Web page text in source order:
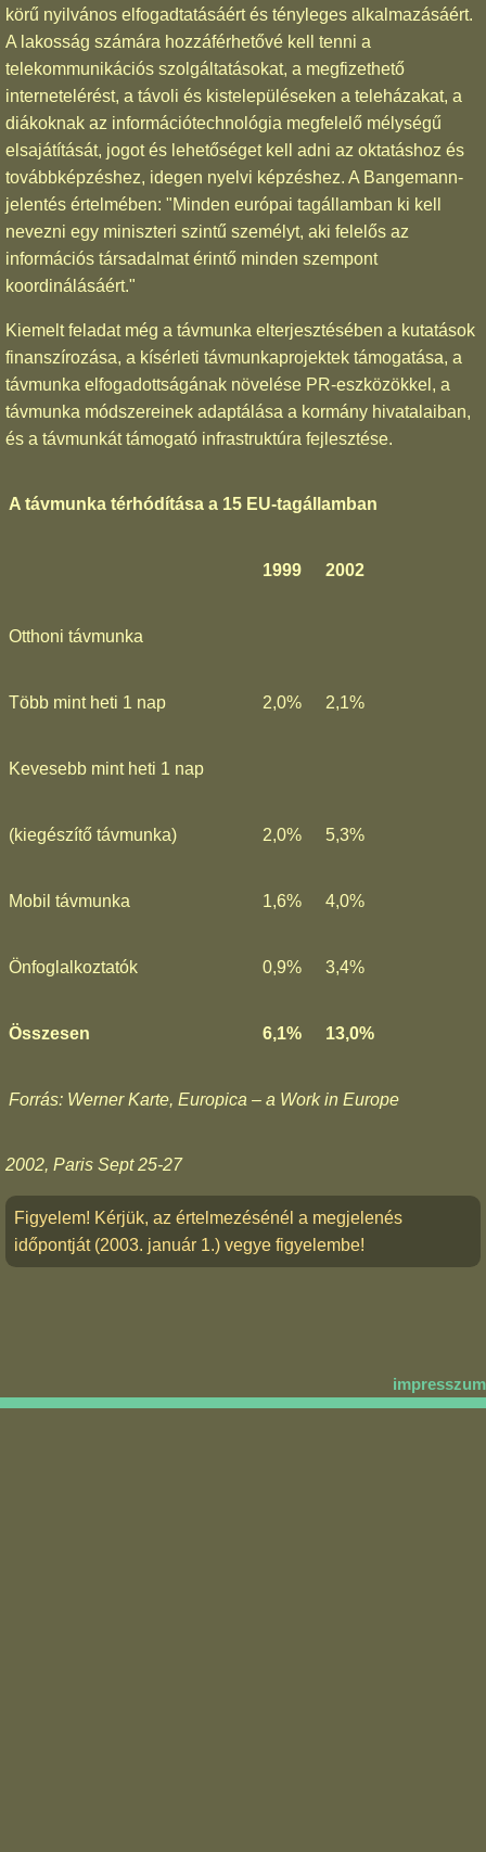
körű nyilvános elfogadtatásáért és tényleges alkalmazásáért.
A lakosság számára hozzáférhetővé kell tenni a
telekommunikációs szolgáltatásokat, a megfizethető
internetelérést, a távoli és kistelepüléseken a teleházakat, a
diákoknak az információtechnológia megfelelő mélységű
elsajátítását, jogot és lehetőséget kell adni az oktatáshoz és
továbbképzéshez, idegen nyelvi képzéshez. A Bangemann-
jelentés értelmében: "Minden európai tagállamban ki kell
nevezni egy miniszteri szintű személyt, aki felelős az
információs társadalmat érintő minden szempont
koordinálásáért."
Kiemelt feladat még a távmunka elterjesztésében a kutatások
finanszírozása, a kísérleti távmunkaprojektek támogatása, a
távmunka elfogadottságának növelése PR-eszközökkel, a
távmunka módszereinek adaptálása a kormány hivatalaiban,
és a távmunkát támogató infrastruktúra fejlesztése.
A távmunka térhódítása a 15 EU-tagállamban
1999 2002
Otthoni távmunka
Több mint heti 1 nap 2,0% 2,1%
Kevesebb mint heti 1 nap
(kiegészítő távmunka) 2,0% 5,3%
Mobil távmunka 1,6% 4,0%
Önfoglalkoztatók 0,9% 3,4%
Összesen 6,1% 13,0%
Forrás: Werner Karte, Europica – a Work in Europe
2002, Paris Sept 25-27
Figyelem! Kérjük, az értelmezésénél a megjelenés
időpontját (2003. január 1.) vegye figyelembe!
impresszum